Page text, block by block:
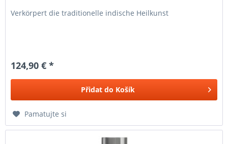
Verkörpert die traditionelle indische Heilkunst
124,90 € *
Přidat do Košík
Pamatujte si